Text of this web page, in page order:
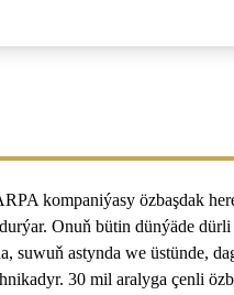
kompaniýasy özbaşdak
Onuň bütin dünýäde
astynda we üstünde,
30 mil aralyga çenli